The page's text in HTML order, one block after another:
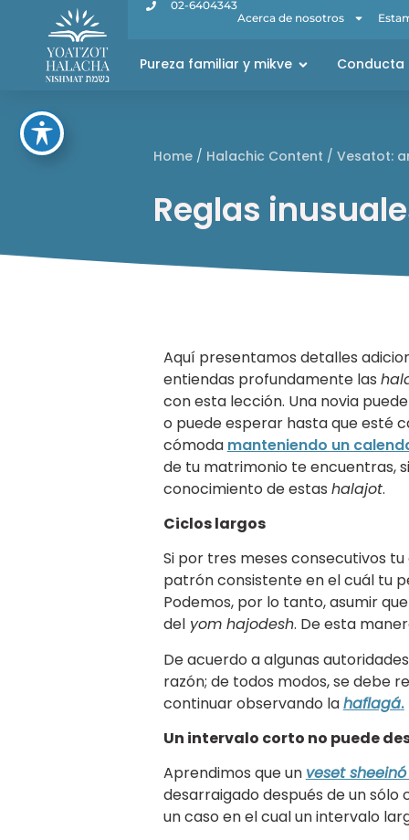
02-6404343
Acerca de nosotros
Pureza familiar y mikve
Home/ Halachic Content / Vesatot:
Reglas
Aquí presentamos detalles
entiendas profundamente las
con esta lección. Una novia
o puede esperar hasta que esté
cómoda manteniendo un
de tu matrimonio te encuentras,
conocimiento de estas halajot.
Ciclos largos
Si por tres meses consecutivos
patrón consistente en el cuál tu
Podemos, por lo tanto, asumir
delyom hajodesh. De esta
De acuerdo a algunas
razón; de todos modos, se debe
continuar observando lahaflagá.
Un intervalo corto no puede
Aprendimos que un veset
desarraigado después de un sólo
un caso en el cual un intervalo